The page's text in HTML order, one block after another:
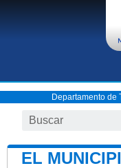
Departamento de
EL